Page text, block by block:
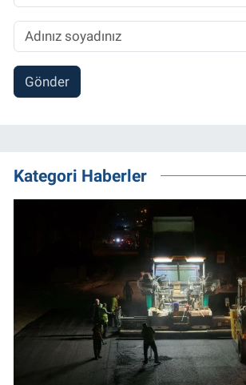
Gönder
Kategori Haberler